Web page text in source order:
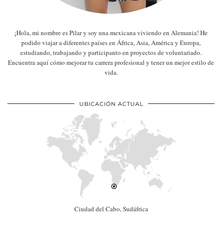
¡Hola, mi nombre es Pilar y soy una mexicana viviendo en Alemania! He
podido viajar a diferentes países en África, Asia, América y Europa,
estudiando, trabajando y participanto en proyectos de voluntariado.
Encuentra aquí cómo mejorar tu carrera profesional y tener un mejor estilo de
vida.
UBICACIÓN ACTUAL
Ciudad del Cabo, Sudáfrica